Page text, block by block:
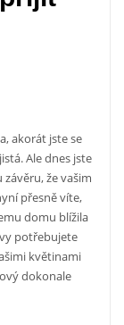
akorát jste se
Ale dnes jste
že vašim
přesně víte,
domu blížila
potřebujete
květinami
dokonale